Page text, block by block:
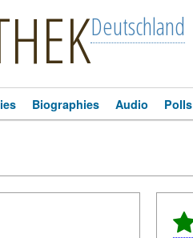
Deutschland
Biographies Audio Polls